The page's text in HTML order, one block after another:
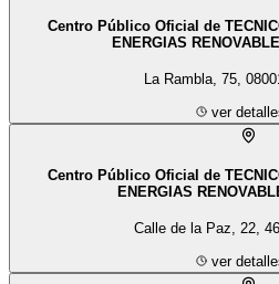
Centro Público Oficial de
ENERGIAS
La Rambla, 75,
ver
Centro Público Oficial de
ENERGIAS
Calle de la Paz, 22,
ver